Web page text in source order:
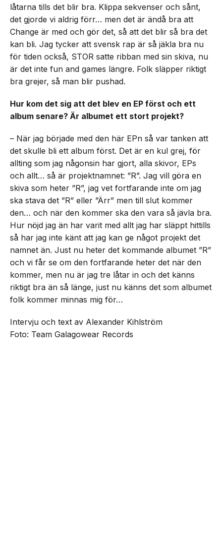
låtarna tills det blir bra. Klippa sekvenser och sånt,
det gjorde vi aldrig förr… men det är ändå bra att
Change är med och gör det, så att det blir så bra det
kan bli. Jag tycker att svensk rap är så jäkla bra nu
för tiden också, STOR satte ribban med sin skiva, nu
är det inte fun and games längre. Folk släpper riktigt
bra grejer, så man blir pushad.
Hur kom det sig att det blev en EP först och ett
album senare? Är albumet ett stort projekt?
– När jag började med den här EPn så var tanken att
det skulle bli ett album först. Det är en kul grej, för
allting som jag någonsin har gjort, alla skivor, EPs
och allt… så är projektnamnet: ”R”. Jag vill göra en
skiva som heter ”R”, jag vet fortfarande inte om jag
ska stava det ”R” eller ”Ärr” men till slut kommer
den… och när den kommer ska den vara så jävla bra.
Hur nöjd jag än har varit med allt jag har släppt hittills
så har jag inte känt att jag kan ge något projekt det
namnet än. Just nu heter det kommande albumet ”R”
och vi får se om den fortfarande heter det när den
kommer, men nu är jag tre låtar in och det känns
riktigt bra än så länge, just nu känns det som albumet
folk kommer minnas mig för…
Intervju och text av Alexander Kihlström
Foto: Team Galagowear Records